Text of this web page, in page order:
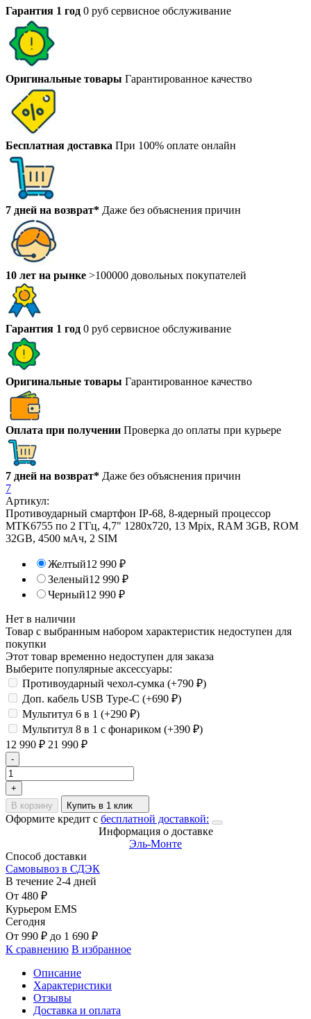
Гарантия 1 год 0 руб сервисное обслуживание
Оригинальные товары Гарантированное качество
Бесплатная доставка При 100% оплате онлайн
7 дней на возврат* Даже без объяснения причин
10 лет на рынке >100000 довольных покупателей
Гарантия 1 год 0 руб сервисное обслуживание
Оригинальные товары Гарантированное качество
Оплата при получении Проверка до оплаты при курьере
7 дней на возврат* Даже без объяснения причин
7
Артикул:
Противоударный смартфон IP-68, 8-ядерный процессор
MTK6755 по 2 ГГц, 4,7" 1280х720, 13 Mpix, RAM 3GB, ROM
32GB, 4500 мАч, 2 SIM
Желтый12 990 ₽
Зеленый12 990 ₽
Черный12 990 ₽
Нет в наличии
Товар с выбранным набором характеристик недоступен для
покупки
Этот товар временно недоступен для заказа
Выберите популярные аксессуары:
Противоударный чехол-сумка (+790 ₽)
Доп. кабель USB Type-C (+690 ₽)
Мультитул 6 в 1 (+290 ₽)
Мультитул 8 в 1 с фонариком (+390 ₽)
12 990 ₽ 21 990 ₽
-
+
В корзину
Купить в 1 клик
Оформите кредит с бесплатной доставкой:
Информация о доставке
Эль-Монте
Способ доставки
Самовывоз в СДЭК
В течение 2-4 дней
От 480 ₽
Курьером EMS
Сегодня
От 990 ₽ до 1 690 ₽
К сравнению В избранное
Описание
Характеристики
Отзывы
Доставка и оплата